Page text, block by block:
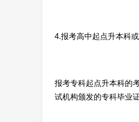
4.报考高中起点升本科
报考专科起点升本科的
试机构颁发的专科毕业